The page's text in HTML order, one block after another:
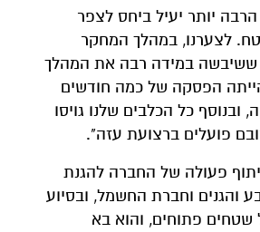
– הרבה יותר יעיל ביחס לצפר
לצערנו, במהלך המחקר
ששיבשה במידה רבה את המהלך
הייתה הפסקה של כמה חודשים
ובנוסף כל הכלבים שלנו גויסו
פעולה של החברה להגנת
והגנים וחברת החשמל, ובסיוע
שטחים פתוחים, והוא בא